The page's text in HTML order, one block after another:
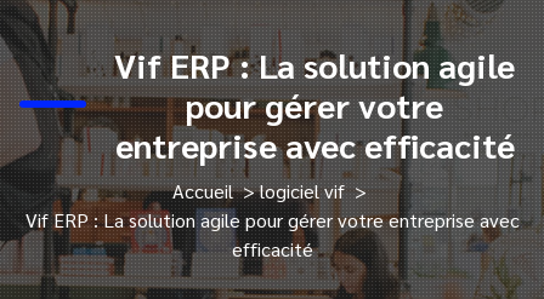
Vif ERP : La solution agile
pour gérer votre
entreprise avec efficacité
Accueil>logiciel vif>
Vif ERP : La solution agile pour gérer votre entreprise avec
efficacité